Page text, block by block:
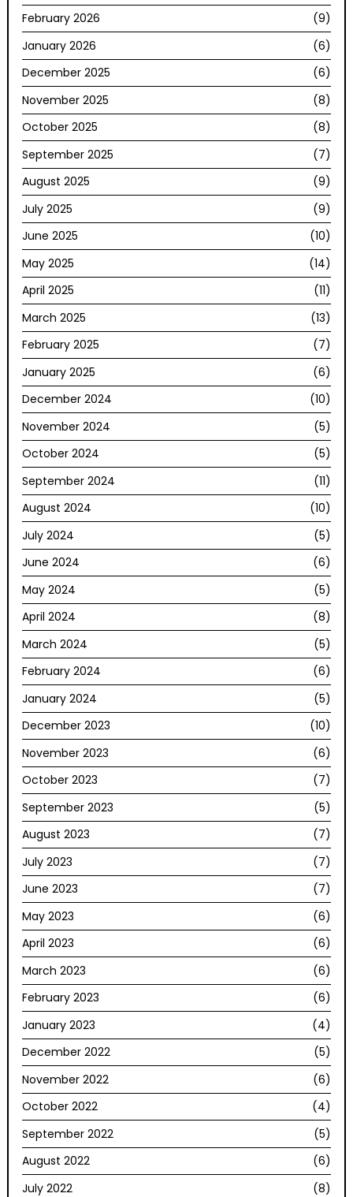
February 2026
(9)
January 2026
(6)
December 2025
(6)
November 2025
(8)
October 2025
(8)
September 2025
(7)
August 2025
(9)
July 2025
(9)
June 2025
(10)
May 2025
(14)
April 2025
(11)
March 2025
(13)
February 2025
(7)
January 2025
(6)
December 2024
(10)
November 2024
(5)
October 2024
(5)
September 2024
(11)
August 2024
(10)
July 2024
(5)
June 2024
(6)
May 2024
(5)
April 2024
(8)
March 2024
(5)
February 2024
(6)
January 2024
(5)
December 2023
(10)
November 2023
(6)
October 2023
(7)
September 2023
(5)
August 2023
(7)
July 2023
(7)
June 2023
(7)
May 2023
(6)
April 2023
(6)
March 2023
(6)
February 2023
(6)
January 2023
(4)
December 2022
(5)
November 2022
(6)
October 2022
(4)
September 2022
(5)
August 2022
(6)
July 2022
(8)